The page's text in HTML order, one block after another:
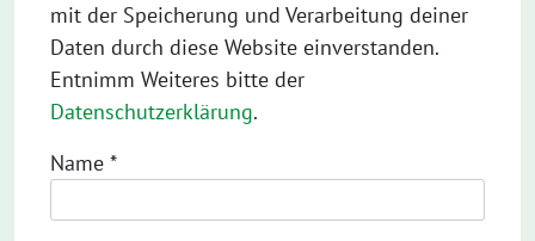
mit der Speicherung und Verarbeitung deiner
Daten durch diese Website einverstanden.
Entnimm Weiteres bitte der
Datenschutzerklärung.
Name *